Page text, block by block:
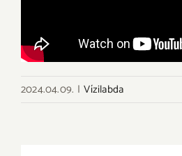
2024.04.09. | Vízilabda